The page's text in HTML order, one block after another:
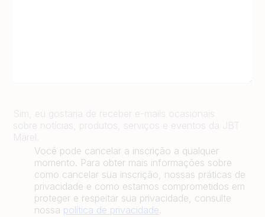
Sim, eu gostaria de receber e-mails ocasionais
sobre notícias, produtos, serviços e eventos da JBT
Marel.
Você pode cancelar a inscrição a qualquer
momento. Para obter mais informações sobre
como cancelar sua inscrição, nossas práticas de
privacidade e como estamos comprometidos em
proteger e respeitar sua privacidade, consulte
nossa política de privacidade.